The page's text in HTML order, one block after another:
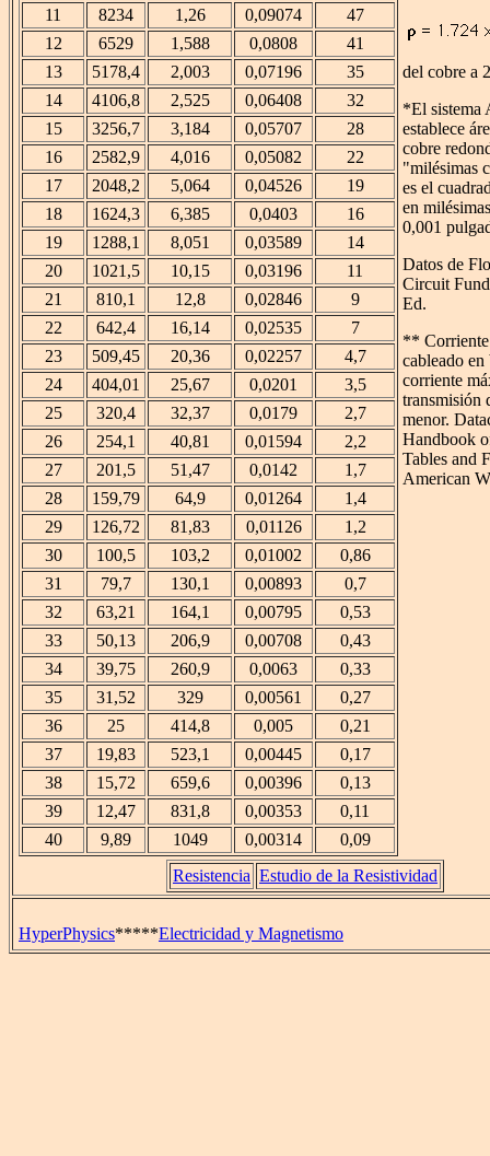
11
8234 1,26 0,09074
47
12
6529 1,588 0,0808
41
13
5178,4 2,003 0,07196
35
14
4106,8 2,525 0,06408
32
15
3256,7 3,184 0,05707
28
16
2582,9 4,016 0,05082
22
17
2048,2 5,064 0,04526
19
18
1624,3 6,385 0,0403
16
19
1288,1 8,051 0,03589
14
20
1021,5 10,15 0,03196
11
21
810,1 12,8 0,02846
9
22
642,4 16,14 0,02535
7
23
509,45 20,36 0,02257
4,7
24
404,01 25,67 0,0201
3,5
25
320,4 32,37 0,0179
2,7
26
254,1 40,81 0,01594
2,2
27
201,5 51,47 0,0142
1,7
28
159,79 64,9 0,01264
1,4
29
126,72 81,83 0,01126
1,2
30
100,5 103,2 0,01002
0,86
31
79,7 130,1 0,00893
0,7
32
63,21 164,1 0,00795
0,53
33
50,13 206,9 0,00708
0,43
34
39,75 260,9 0,0063
0,33
35
31,52 329 0,00561
0,27
36
25 414,8 0,005
0,21
37
19,83 523,1 0,00445
0,17
38
15,72 659,6 0,00396
0,13
39
12,47 831,8 0,00353
0,11
40
9,89 1049 0,00314 0,09
del cobre a
*El sistema
establece
cobre
"milésimas
es el
en
0,001
Datos de
Circuit
Ed.
**
cableado
corriente
transmisión
menor.
Handbook
Tables and
American
Resistencia Estudio de la Resistividad
HyperPhysics*****Electricidad y Magnetismo